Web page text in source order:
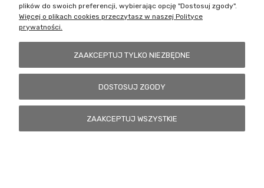
POKAŻ PEŁNĄ WERSJĘ STRONY
plików do swoich preferencji, wybierając opcję "Dostosuj zgody".
Więcej o plikach cookies przeczytasz w naszej Polityce
prywatności.
ZAAKCEPTUJ TYLKO NIEZBĘDNE
DOSTOSUJ ZGODY
ZAAKCEPTUJ WSZYSTKIE